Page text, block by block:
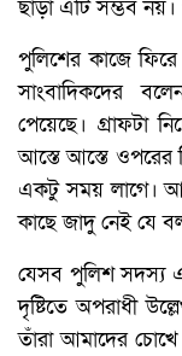
ছাড়া এটি সম্ভব নয়।
পুলিশের কাজে ফিরে
সাংবাদিকদের
পেয়েছে। গ্রাফটা
আস্তে আস্তে ওপরের
একটু সময় লাগে।
কাছে জাদু নেই যে
যেসব পুলিশ সদস্য
দৃষ্টিতে অপরাধী
তাঁরা আমাদের